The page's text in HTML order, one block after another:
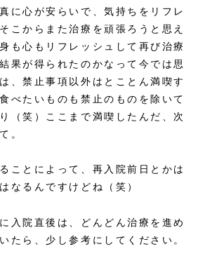
に心が安らいで、気持ちをリフレ
こからまた治療を頑張ろうと思え
も心もリフレッシュして再び治療
果が得られたのかなって今では思
、禁止事項以外はとことん満喫す
べたいものも禁止のものを除いて
（笑）ここまで満喫したんだ、次
。
ことによって、再入院前日とかは
なるんですけどね（笑）
入院直後は、どんどん治療を進め
たら、少し参考にしてください。